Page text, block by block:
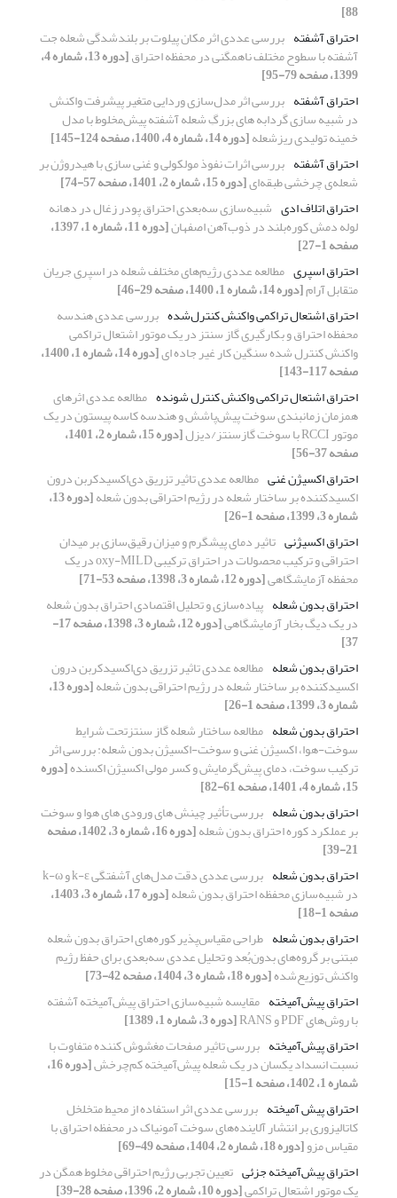
88]
احتراق آشفته بررسی عددی اثر مکان پیلوت بر بلندشدگی شعله جت
آشفته با سطوح مختلف ناهمگنی در محفظه احتراق [دوره 13، شماره 4،
1399، صفحه 79-95]
احتراق آشفته بررسی اثر مدل‌سازی وردایی متغیر پیشرفت واکنش
در شبیه سازی گردابه ‎های بزرگِ شعله آشفته پیش‌مخلوط با مدل
خمینه تولیدی ریزشعله[دوره 14، شماره 4، 1400، صفحه 124-145]
احتراق آشفته بررسی اثرات نفوذ مولکولی و غنی سازی با هیدروژن بر
شعله‌ی چرخشی طبقه‌ای[دوره 15، شماره 2، 1401، صفحه 57-74]
احتراق اتلاف ادی شبیه‌سازی سه‌بعدی احتراق پودر زغال در دهانه
لوله دمش کوره‌بلند در ذوب‌آهن اصفهان [دوره 11، شماره 1، 1397،
صفحه 1-27]
احتراق اسپری مطالعه عددی رژیم‌های مختلف شعله در اسپری جریان
متقابل آرام[دوره 14، شماره 1، 1400، صفحه 29-46]
احتراق اشتعال تراکمی واکنش کنترل‌شده بررسی عددی هندسه
محفظه احتراق و بکارگیری گاز سنتز در یک موتور اشتعال تراکمی
واکنش کنترل شده سنگین کار غیر جاده ای [دوره 14، شماره 1، 1400،
صفحه 117-143]
احتراق اشتعال تراکمی واکنش کنترل شونده مطالعه عددی اثرهای
همزمان زمانبندی سوخت پیش‌پاشش و هندسه کاسه پیستون در یک
موتور RCCI با سوخت گازسنتز/دیزل [دوره 15، شماره 2، 1401،
صفحه 37-56]
احتراق اکسیژن غنی مطالعه عددی تاثیر تزریق دی‌اکسیدکربن درون
اکسیدکننده بر ساختار شعله در رژیم احتراقی بدون شعله [دوره 13،
شماره 3، 1399، صفحه 1-26]
احتراق اکسیژنی تاثیر دمای پیشگرم و میزان رقیق‌سازی بر میدان
احتراقی و ترکیب محصولات در ‏احتراق ترکیبی ‏oxy-MILD‏ در یک
محفظه‎ ‎آزمایشگاهی
[دوره 12، شماره 3، 1398، صفحه 53-71]
احتراق بدون شعله پیاده‌سازی و تحلیل اقتصادی احتراق بدون شعله
در یک دیگ بخار آزمایشگاهی [دوره 12، شماره 3، 1398، صفحه 17-
37]
احتراق بدون شعله مطالعه عددی تاثیر تزریق دی‌اکسیدکربن درون
اکسیدکننده بر ساختار شعله در رژیم احتراقی بدون شعله [دوره 13،
شماره 3، 1399، صفحه 1-26]
احتراق بدون شعله مطالعه ساختار شعله گاز سنتزتحت شرایط
سوخت-هوا، اکسیژن غنی و سوخت-اکسیژن بدون شعله: بررسی اثر
ترکیب سوخت، دمای پیش‌گرمایش و کسر مولی اکسیژن اکسنده[دوره
15، شماره 4، 1401، صفحه 61-82]
احتراق بدون شعله بررسی تأثیر چینش های ورودی های هوا و سوخت
بر عملکرد کوره احتراق بدون شعله [دوره 16، شماره 3، 1402، صفحه
21-39]
احتراق بدون شعله
بررسی عددی دقت مدل‌های آشفتگی k-ε و k-ω
در شبیه‌سازی محفظه احتراق بدون شعله [دوره 17، شماره 3، 1403،
صفحه 1-18]
احتراق بدون شعله طراحی مقیاس‌پذیر کوره‌های احتراق بدون شعله
مبتنی بر گروه‌های بدون‌بُعد و تحلیل عددی سه‌بعدی برای حفظ رژیم
واکنش توزیع‌شده[دوره 18، شماره 3، 1404، صفحه 42-73]
احتراق پیش‌آمیخته مقایسه شبیه‌سازی احتراق پیش‌آمیخته آشفته
با روش‌های PDF و RANS
[دوره 3، شماره 1، 1389]
احتراق پیش‌آمیخته بررسی تاثیر صفحات مغشوش کننده متفاوت با
نسبت انسداد یکسان در یک شعله پیش‌آمیخته کم‌چرخش [دوره 16،
شماره 1، 1402، صفحه 1-15]
احتراق پیش آمیخته بررسی عددی اثر استفاده از محیط متخلخل
کاتالیزوری بر انتشار آلاینده‌های سوخت آمونیاک در محفظه احتراق با
مقیاس مزو[دوره 18، شماره 2، 1404، صفحه 49-69]
احتراق پیش‌آمیخته جزئی تعیین تجربی رژیم احتراقی مخلوط همگن در
یک موتور اشتعال تراکمی[دوره 10، شماره 2، 1396، صفحه 28-39]